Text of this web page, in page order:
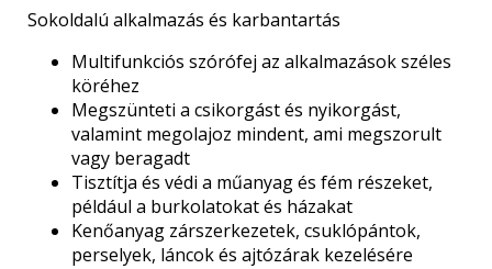
Sokoldalú alkalmazás és karbantartás
Multifunkciós szórófej az alkalmazások széles
köréhez
Megszünteti a csikorgást és nyikorgást,
valamint megolajoz mindent, ami megszorult
vagy beragadt
Tisztítja és védi a műanyag és fém részeket,
például a burkolatokat és házakat
Kenőanyag zárszerkezetek, csuklópántok,
perselyek, láncok és ajtózárak kezelésére